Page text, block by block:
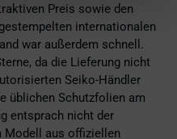
Preis sowie den
internationalen
war außerdem schnell.
da die Lieferung nicht
Seiko-Händler
üblichen Schutzfolien am
entsprach nicht der
Modell aus offiziellen